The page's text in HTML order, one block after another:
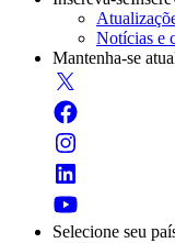
Notícias e
Mantenha-se
Selecione seu